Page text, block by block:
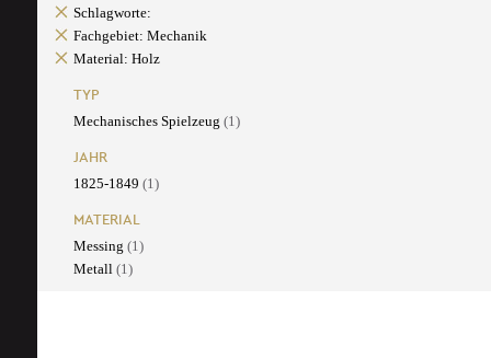
Schlagworte:
Fachgebiet: Mechanik
Material: Holz
TYP
Mechanisches Spielzeug (1)
JAHR
1825-1849 (1)
MATERIAL
Messing (1)
Metall (1)